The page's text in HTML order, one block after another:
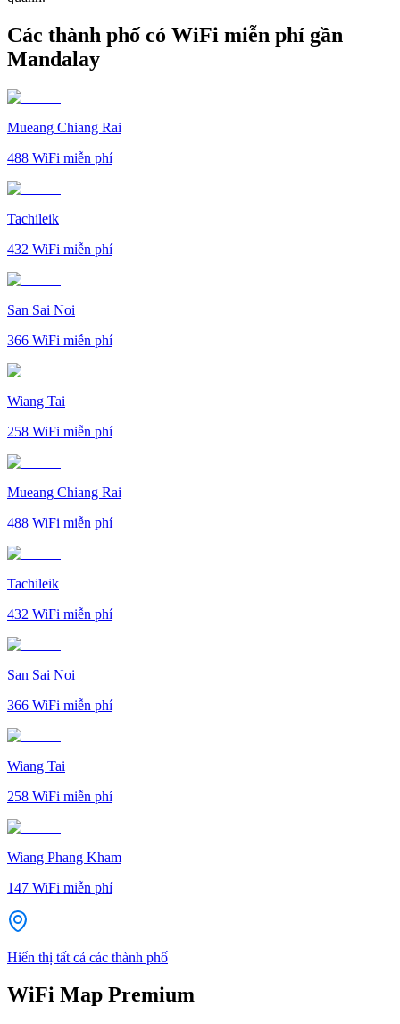
Các thành phố có WiFi miễn phí gần
Mandalay
Mueang Chiang Rai
488 WiFi miễn phí
Tachileik
432 WiFi miễn phí
San Sai Noi
366 WiFi miễn phí
Wiang Tai
258 WiFi miễn phí
Mueang Chiang Rai
488 WiFi miễn phí
Tachileik
432 WiFi miễn phí
San Sai Noi
366 WiFi miễn phí
Wiang Tai
258 WiFi miễn phí
Wiang Phang Kham
147 WiFi miễn phí
Hiển thị tất cả các thành phố
WiFi Map Premium